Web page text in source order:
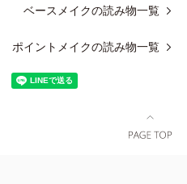
ベースメイクの読み物一覧
ポイントメイクの読み物一覧